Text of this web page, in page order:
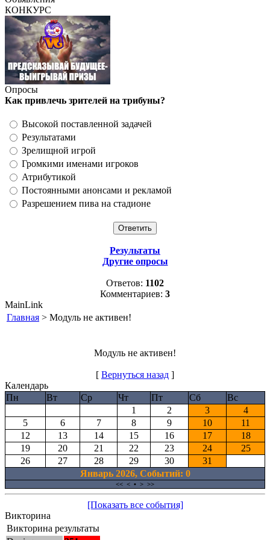
КОНКУРС
Опросы
Как привлечь зрителей на трибуны?
Высокой поставленной задачей
Результатами
Зрелищной игрой
Громкими именами игроков
Атрибутикой
Постоянными анонсами и рекламой
Разрешением пива на стадионе
Результаты
Другие опросы
Ответов: 1102
Комментариев: 3
MainLink
Главная > Модуль не активен!
Модуль не активен!
[ Вернуться назад ]
Календарь
Пн
Вт Ср Чт Пт Сб
Вс
1
2 3
4
5
6 7 8 9 10
11
12
13 14 15 16 17
18
19
20 21 22 23 24
25
26
27 28 29 30
31
Январь 2026, Cобытий: 0
<< < • > >>
[Показать все события]
Викторина
Викторина результаты